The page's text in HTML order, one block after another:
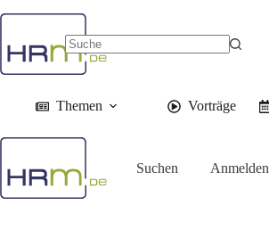
Inhalt
Themen Vorträge
Suchen Anmelden